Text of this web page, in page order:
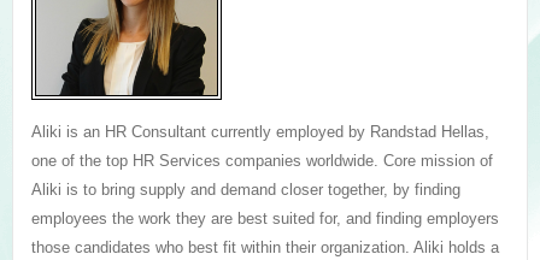
Aliki is an HR Consultant currently employed by Randstad Hellas,
one of the top HR Services companies worldwide. Core mission of
Aliki is to bring supply and demand closer together, by finding
employees the work they are best suited for, and finding employers
those candidates who best fit within their organization. Aliki holds a